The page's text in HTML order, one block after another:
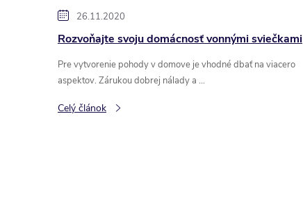
26.11.2020
Rozvoňajte svoju domácnosť vonnými sviečkami
Pre vytvorenie pohody v domove je vhodné dbať na viacero
aspektov. Zárukou dobrej nálady a ...
Celý článok